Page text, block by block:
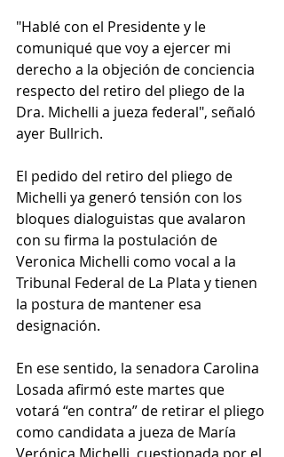
"Hablé con el Presidente y le
comuniqué que voy a ejercer mi
derecho a la objeción de conciencia
respecto del retiro del pliego de la
Dra. Michelli a jueza federal", señaló
ayer Bullrich.
El pedido del retiro del pliego de
Michelli ya generó tensión con los
bloques dialoguistas que avalaron
con su firma la postulación de
Veronica Michelli como vocal a la
Tribunal Federal de La Plata y tienen
la postura de mantener esa
designación.
En ese sentido, la senadora Carolina
Losada afirmó este martes que
votará “en contra” de retirar el pliego
como candidata a jueza de María